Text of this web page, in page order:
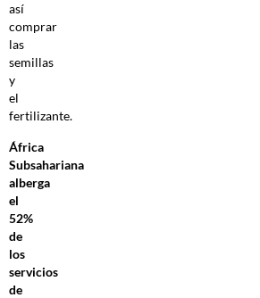
así
comprar
las
semillas
y
el
fertilizante.
África
Subsahariana
alberga
el
52%
de
los
servicios
de